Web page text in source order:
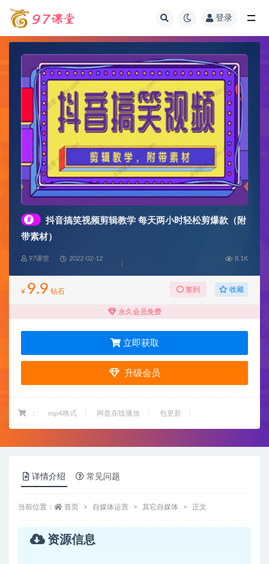
登录
#
抖音搞笑视频剪辑教学 每天两小时轻松剪爆款（附
带素材）
97课堂 2022-02-12 8.1K
¥ 9.9 钻石 签到 收藏
永久会员免费
立即获取
升级会员
： mp4格式 网盘在线播放 包更新
详情介绍 常见问题
当前位置： 首页 自媒体运营 其它自媒体 正文
资源信息